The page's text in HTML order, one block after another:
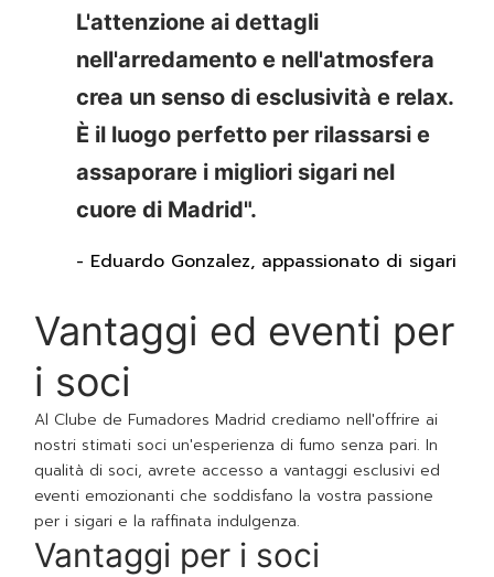
L'attenzione ai dettagli
nell'arredamento e nell'atmosfera
crea un senso di esclusività e relax.
È il luogo perfetto per rilassarsi e
assaporare i migliori sigari nel
cuore di Madrid".
- Eduardo Gonzalez, appassionato di sigari
Vantaggi ed eventi per
i soci
Al Clube de Fumadores Madrid crediamo nell'offrire ai
nostri stimati soci un'esperienza di fumo senza pari. In
qualità di soci, avrete accesso a vantaggi esclusivi ed
eventi emozionanti che soddisfano la vostra passione
per i sigari e la raffinata indulgenza.
Vantaggi per i soci